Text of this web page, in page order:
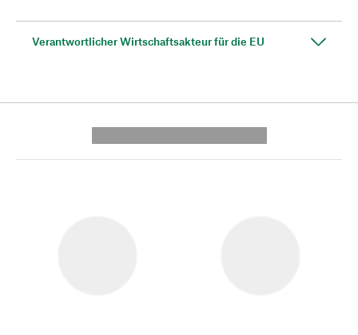
Verantwortlicher Wirtschaftsakteur für die EU